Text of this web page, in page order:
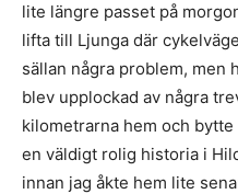
lite längre passet på
lifta till Ljunga där
sällan några problem, men
blev upplockad av några
kilometrarna hem och
en väldigt rolig historia i
innan jag åkte hem lite